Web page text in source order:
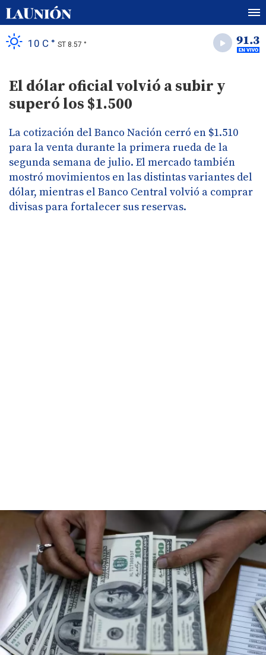
10 C ° ST 8.57 °
El dólar oficial volvió a subir y
superó los $1.500
La cotización del Banco Nación cerró en $1.510
para la venta durante la primera rueda de la
segunda semana de julio. El mercado también
mostró movimientos en las distintas variantes del
dólar, mientras el Banco Central volvió a comprar
divisas para fortalecer sus reservas.